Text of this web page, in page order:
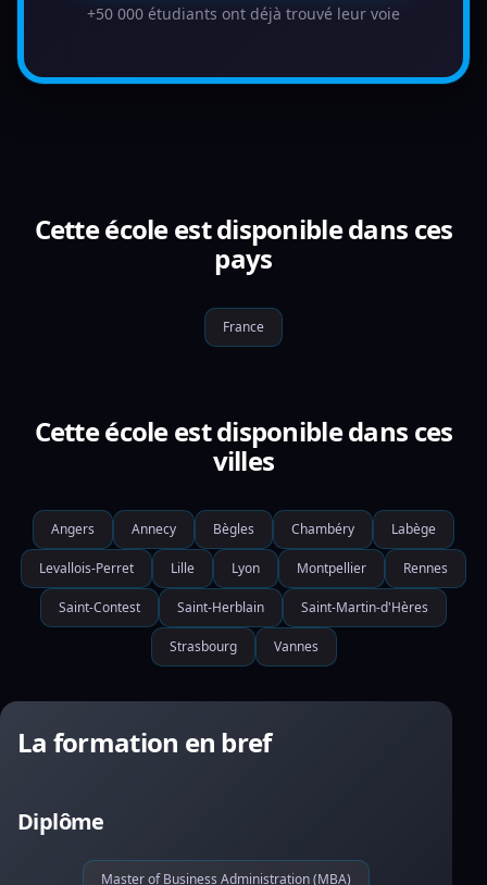
+50 000 étudiants ont déjà trouvé leur voie
Cette école est disponible dans ces
pays
France
Cette école est disponible dans ces
villes
Angers Annecy Bègles Chambéry Labège
Levallois-Perret Lille Lyon Montpellier Rennes
Saint-Contest Saint-Herblain Saint-Martin-d'Hères
Strasbourg Vannes
La formation en bref
Diplôme
Master of Business Administration (MBA)